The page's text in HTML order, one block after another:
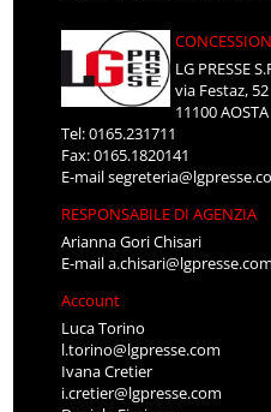
LG PRESSE
via Festaz, 52
11100 AOSTA
Tel: 0165.231711
Fax: 0165.1820141
E-mail
RESPONSABILE DI AGENZIA
Arianna Gori Chisari
E-maila.chisari@lgpresse.com
Account
Luca Torino
l.torino@lgpresse.com
Ivana Cretier
i.cretier@lgpresse.com